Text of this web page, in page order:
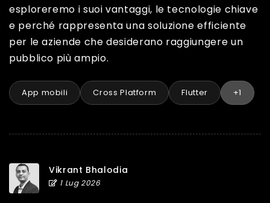
esploreremo i suoi vantaggi, le tecnologie chiave
e perché rappresenta una soluzione efficiente
per le aziende che desiderano raggiungere un
pubblico più ampio.
App mobili Cross Platform Flutter +1
Vikrant Bhalodia
1 Lug 2026